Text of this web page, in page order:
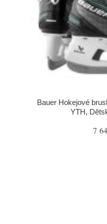
Bauer Hokejové
YTH,
7